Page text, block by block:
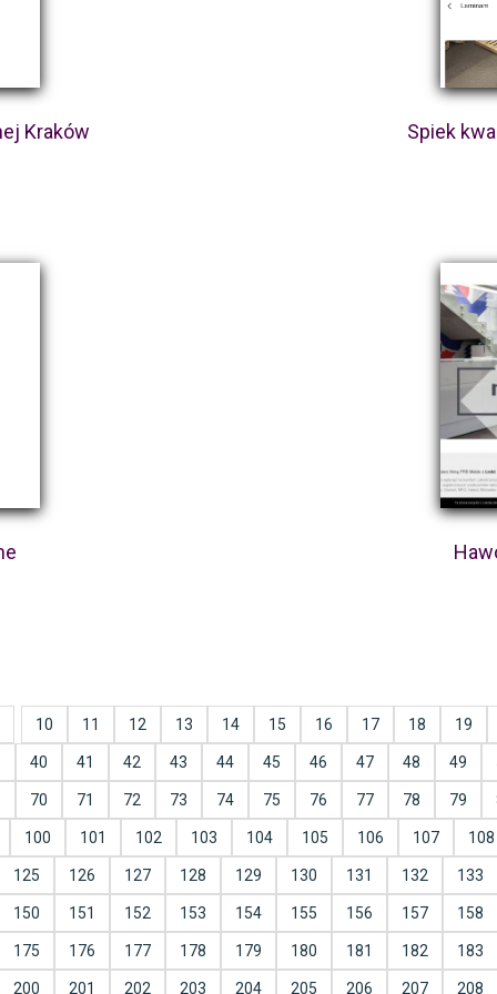
Kraków Spiek
10 11 12 13 14 15 16 17 18 19
40 41 42 43 44 45 46 47 48 49
70 71 72 73 74 75 76 77 78 79
100 101 102 103 104 105 106 107 108
125 126 127 128 129 130 131 132 133
150 151 152 153 154 155 156 157 158
175 176 177 178 179 180 181 182 183
200 201 202 203 204 205 206 207 208